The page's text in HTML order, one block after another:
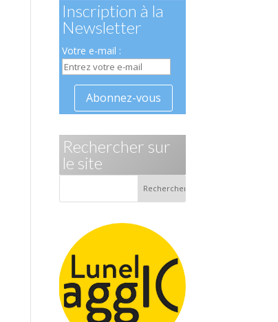
Inscription à la
Newsletter
Votre e-mail :
Rechercher sur
le site